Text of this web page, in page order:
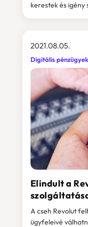
kerestek és igény
Elindult a
2021.08.05.
Digitális pénzügyek
A cseh Revolut
ügyfeleivé